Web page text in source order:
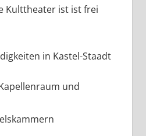
Kulttheater ist ist frei
in Kastel-Staadt
und